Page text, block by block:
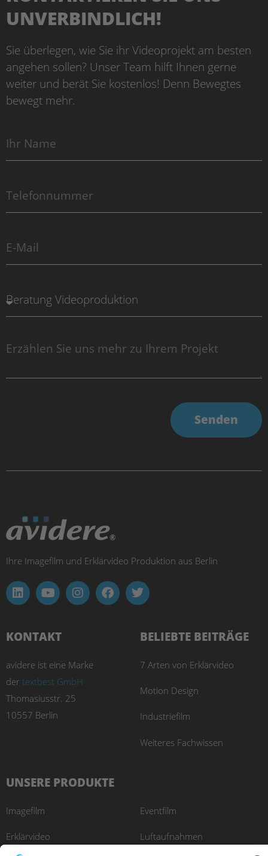
UNVERBINDLICH!
Sie überlegen, wie Sie ihr Videoprojekt am besten
angehen sollen? Unser Team hilft Ihnen gerne
weiter und berät Sie kostenlos! Denn Bewegtes
bewegt mehr.
Senden
Ihre Imagefilm und Erklärvideo Produktion aus Berlin
KONTAKT
avidere ist eine Marke
der textbest GmbH
Thomasiusstr. 25
10557 Berlin
BELIEBTE BEITRÄGE
7 Arten von Erklärvideo
Motion Design
Industriefilm
Weiteres Fachwissen
UNSERE PRODUKTE
Imagefilm
Erklärvideo
Eventfilm
Luftaufnahmen